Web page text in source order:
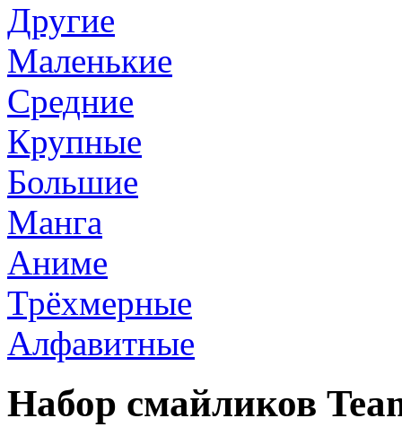
Другие
Маленькие
Средние
Крупные
Большие
Манга
Аниме
Трёхмерные
Алфавитные
Набор смайликов